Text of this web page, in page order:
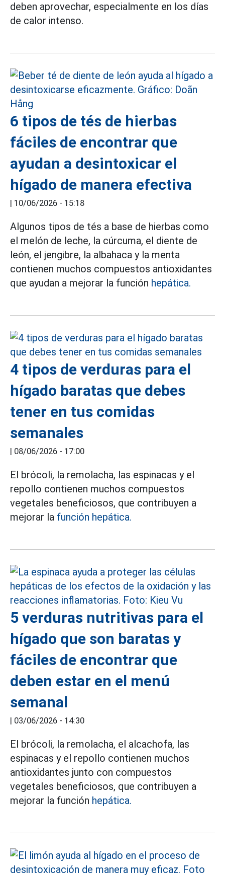
deben aprovechar, especialmente en los días
de calor intenso.
6 tipos de tés de hierbas
fáciles de encontrar que
ayudan a desintoxicar el
hígado de manera efectiva
| 10/06/2026 - 15:18
Algunos tipos de tés a base de hierbas como
el melón de leche, la cúrcuma, el diente de
león, el jengibre, la albahaca y la menta
contienen muchos compuestos antioxidantes
que ayudan a mejorar la función hepática.
4 tipos de verduras para el
hígado baratas que debes
tener en tus comidas
semanales
| 08/06/2026 - 17:00
El brócoli, la remolacha, las espinacas y el
repollo contienen muchos compuestos
vegetales beneficiosos, que contribuyen a
mejorar la función hepática.
5 verduras nutritivas para el
hígado que son baratas y
fáciles de encontrar que
deben estar en el menú
semanal
| 03/06/2026 - 14:30
El brócoli, la remolacha, el alcachofa, las
espinacas y el repollo contienen muchos
antioxidantes junto con compuestos
vegetales beneficiosos, que contribuyen a
mejorar la función hepática.